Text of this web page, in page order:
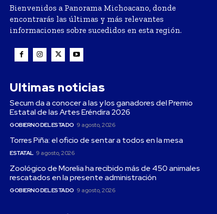
Bienvenidos a Panorama Michoacano, donde
encontrarás las últimas y más relevantes
informaciones sobre sucedidos en esta región.
Ultimas noticias
Secum da a conocer a las y los ganadores del Premio
Estatal de las Artes Eréndira 2026
GOBIERNO DEL ESTADO 9 agosto, 2026
Torres Piña: el oficio de sentar a todos en la mesa
ESTATAL 9 agosto, 2026
Zoológico de Morelia ha recibido más de 450 animales
rescatados en la presente administración
GOBIERNO DEL ESTADO 9 agosto, 2026